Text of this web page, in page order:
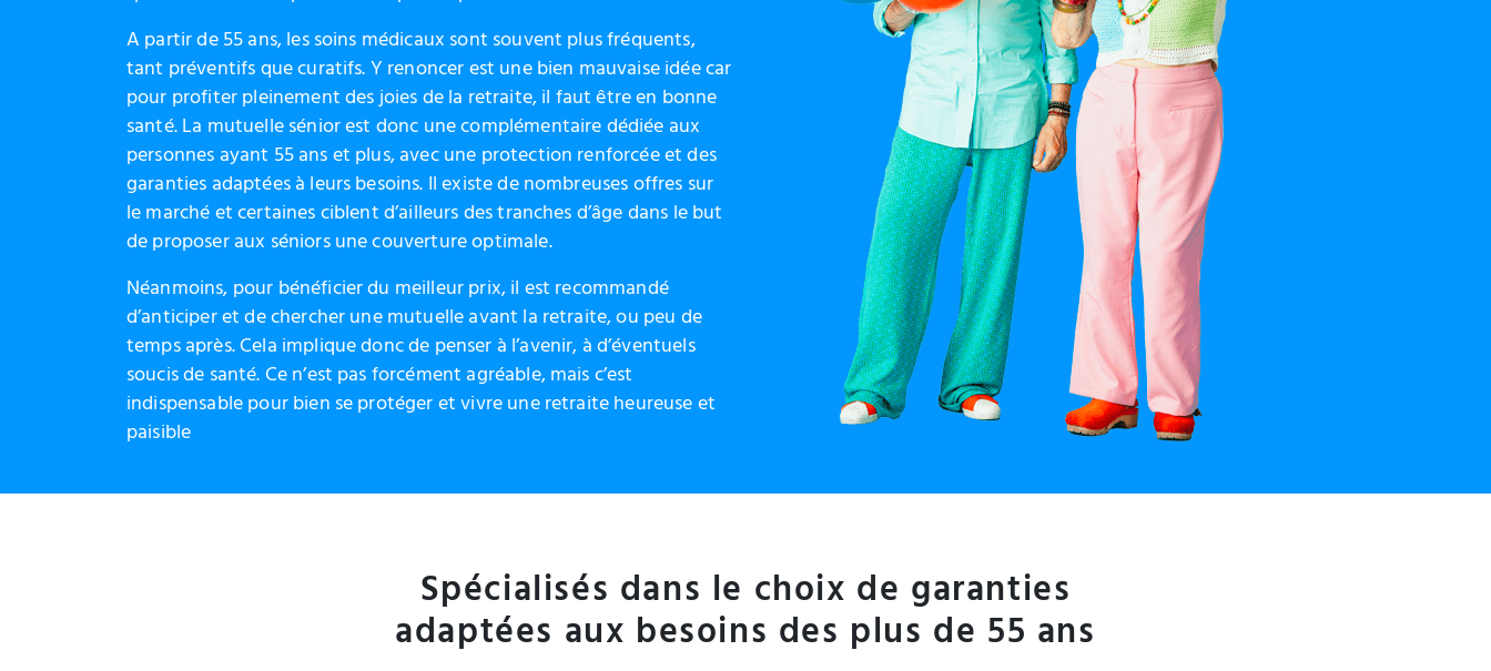
A partir de 55 ans, les soins médicaux sont souvent plus fréquents,
tant préventifs que curatifs. Y renoncer est une bien mauvaise idée car
pour profiter pleinement des joies de la retraite, il faut être en bonne
santé. La mutuelle sénior est donc une complémentaire dédiée aux
personnes ayant 55 ans et plus, avec une protection renforcée et des
garanties adaptées à leurs besoins. Il existe de nombreuses offres sur
le marché et certaines ciblent d’ailleurs des tranches d’âge dans le but
de proposer aux séniors une couverture optimale.
Néanmoins, pour bénéficier du meilleur prix, il est recommandé
d’anticiper et de chercher une mutuelle avant la retraite, ou peu de
temps après. Cela implique donc de penser à l’avenir, à d’éventuels
soucis de santé. Ce n’est pas forcément agréable, mais c’est
indispensable pour bien se protéger et vivre une retraite heureuse et
paisible
Spécialisés dans le choix de garanties
adaptées aux besoins des plus de 55 ans